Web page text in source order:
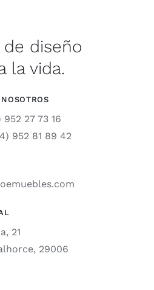
diseño
la vida.
27 73 16
952 81 89 42
21
29006